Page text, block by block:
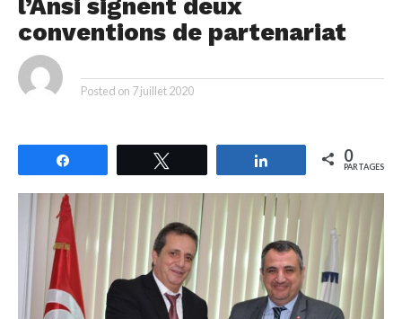
l’Ansi signent deux
conventions de partenariat
Posted on 7 juillet 2020
Partagez 0
PARTAGES